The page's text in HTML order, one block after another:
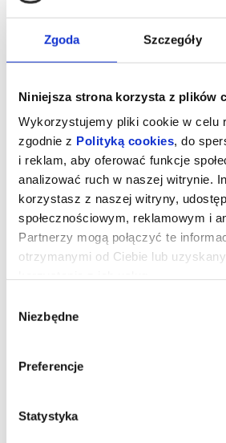
Zgoda Szczegóły
Niniejsza strona korzysta z plików
Wykorzystujemy pliki cookie w celu
zgodnie z Polityką cookies, do
i reklam, aby oferować funkcje
analizować ruch w naszej witrynie.
korzystasz z naszej witryny,
społecznościowym, reklamowym i
Partnerzy mogą połączyć te
otrzymanymi od Ciebie lub
zgody
Niezbędne
Preferencje
Statystyka
Zwierzogród 2
Detektywi Judy Hops i Nick Bajer depczą
nieuchwytnemu gadowi, który zjawia się
muszą buszować incognito po
mroczne realia wystawią na próbę ich